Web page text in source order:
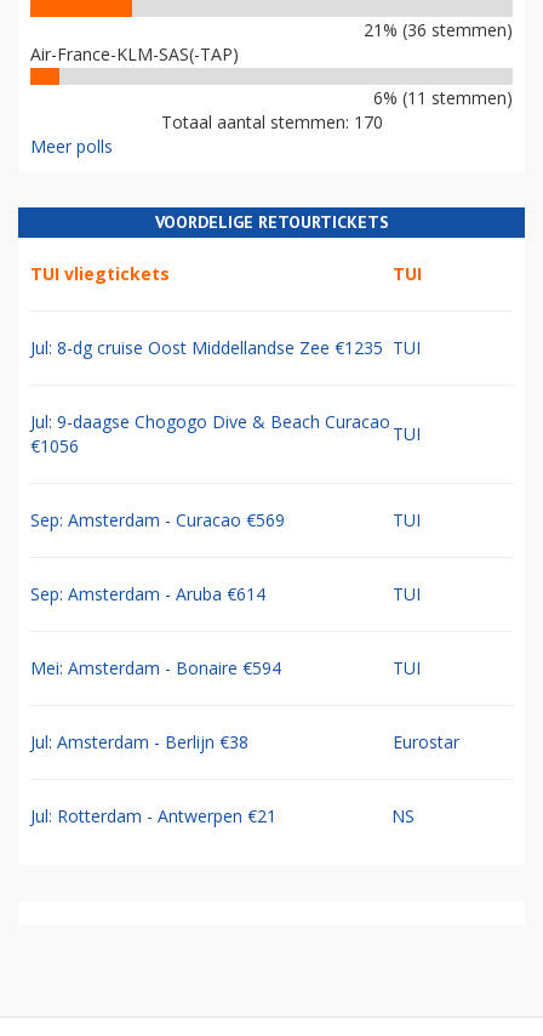
21% (36 stemmen)
Air-France-KLM-SAS(-TAP)
6% (11 stemmen)
Totaal aantal stemmen: 170
Meer polls
VOORDELIGE RETOURTICKETS
TUI vliegtickets TUI
Jul: 8-dg cruise Oost Middellandse Zee €1235 TUI
Jul: 9-daagse Chogogo Dive & Beach Curacao
€1056
TUI
Sep: Amsterdam - Curacao €569 TUI
Sep: Amsterdam - Aruba €614 TUI
Mei: Amsterdam - Bonaire €594 TUI
Jul: Amsterdam - Berlijn €38 Eurostar
Jul: Rotterdam - Antwerpen €21 NS